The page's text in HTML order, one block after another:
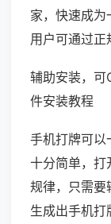
家，快速成为
用户可通过正
辅助安装，
件安装教程
手机打牌可以
十分简单，打
规律，只需要
生成出手机打